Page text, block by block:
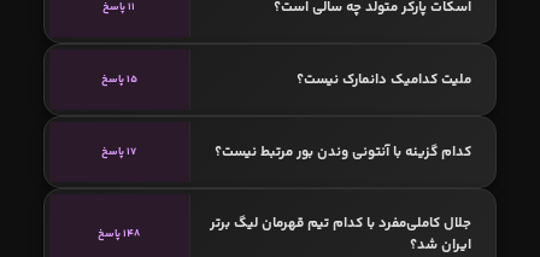
اسکات پارکر متولد چه سالی است؟ 11 پاسخ
ملیت کدامیک دانمارک نیست؟ 15 پاسخ
کدام گزینه با آنتونی وندن بور مرتبط نیست؟ 17 پاسخ
جلال کاملی‌مفرد با کدام تیم قهرمان لیگ برتر
ایران شد؟
148 پاسخ